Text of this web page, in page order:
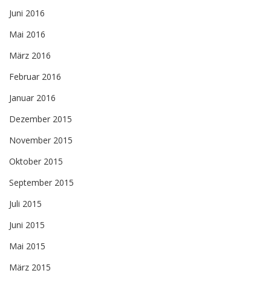
Juni 2016
Mai 2016
März 2016
Februar 2016
Januar 2016
Dezember 2015
November 2015
Oktober 2015
September 2015
Juli 2015
Juni 2015
Mai 2015
März 2015